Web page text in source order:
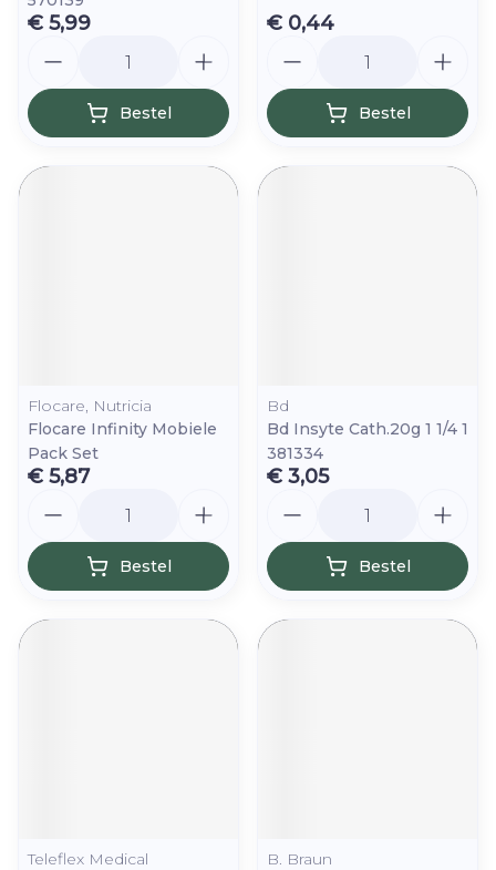
€ 5,99
Bestel
€ 0,44
Bestel
Flocare, Nutricia
Flocare Infinity Mobiele
Pack Set
€ 5,87
Bestel
Bd
Bd Insyte Cath.20g 1 1/4 1
381334
€ 3,05
Bestel
Teleflex Medical
B. Braun